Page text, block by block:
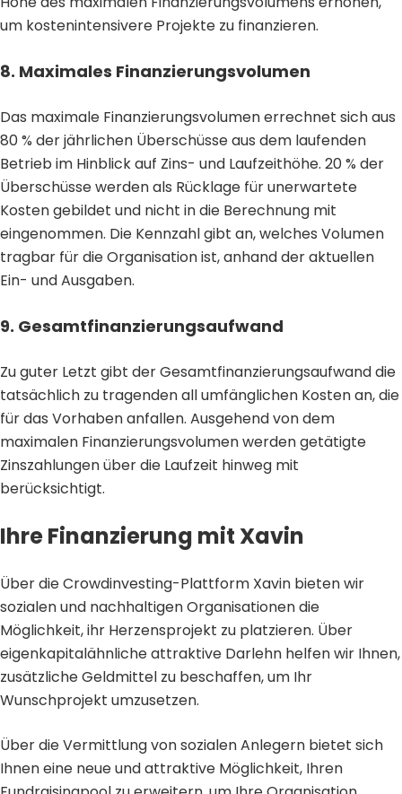
um kostenintensivere Projekte zu finanzieren.
8. Maximales Finanzierungsvolumen
Das maximale Finanzierungsvolumen errechnet sich aus
80 % der jährlichen Überschüsse aus dem laufenden
Betrieb im Hinblick auf Zins- und Laufzeithöhe. 20 % der
Überschüsse werden als Rücklage für unerwartete
Kosten gebildet und nicht in die Berechnung mit
eingenommen. Die Kennzahl gibt an, welches Volumen
tragbar für die Organisation ist, anhand der aktuellen
Ein- und Ausgaben.
9. Gesamtfinanzierungsaufwand
Zu guter Letzt gibt der Gesamtfinanzierungsaufwand die
tatsächlich zu tragenden all umfänglichen Kosten an, die
für das Vorhaben anfallen. Ausgehend von dem
maximalen Finanzierungsvolumen werden getätigte
Zinszahlungen über die Laufzeit hinweg mit
berücksichtigt.
Ihre Finanzierung mit Xavin
Über die Crowdinvesting-Plattform Xavin bieten wir
sozialen und nachhaltigen Organisationen die
Möglichkeit, ihr Herzensprojekt zu platzieren. Über
eigenkapitalähnliche attraktive Darlehn helfen wir Ihnen,
zusätzliche Geldmittel zu beschaffen, um Ihr
Wunschprojekt umzusetzen.
Über die Vermittlung von sozialen Anlegern bietet sich
Ihnen eine neue und attraktive Möglichkeit, Ihren